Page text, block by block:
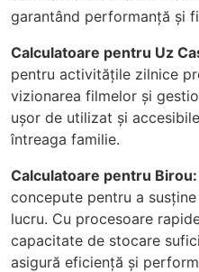
garantând performanță și
Calculatoare pentru Uz
pentru activitățile zilnice
vizionarea filmelor și
ușor de utilizat și
întreaga familie.
Calculatoare pentru Birou:
concepute pentru a
lucru. Cu procesoare
capacitate de stocare
asigură eficiență și